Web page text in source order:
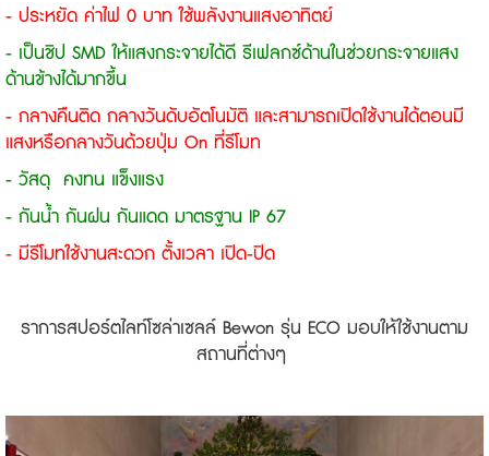
- ประหยัด ค่าไฟ 0 บาท ใช้พลังงานแสงอาทิตย์
- เป็นชิป SMD ให้แสงกระจายได้ดี รีเฟลกซ์ด้านในช่วยกระจายแสง
ด้านข้างได้มากขึ้น
- กลางคืนติด กลางวันดับอัตโนมัติ และสามารถเปิดใช้งานได้ตอนมี
แสงหรือกลางวันด้วยปุ่ม On ที่รีโมท
- วัสดุ คงทน แข็งแรง
- กันน้ำ กันฝน กันแดด มาตรฐาน IP 67
- มีรีโมทใช้งานสะดวก ตั้งเวลา เปิด-ปิด
ราการสปอร์ตไลท์โซล่าเซลล์ Bewon รุ่น ECO มอบให้ใช้งานตาม
สถานที่ต่างๆ